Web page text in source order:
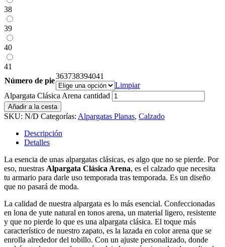
38
39
40
41
Número de pie
363738394041
Limpiar
Alpargata Clásica Arena cantidad
Añadir a la cesta
SKU: N/D Categorías: Alpargatas Planas, Calzado
Descripción
Detalles
La esencia de unas alpargatas clásicas, es algo que no se pierde. Por
eso, nuestras Alpargata Clásica Arena, es el calzado que necesita
tu armario para darle uso temporada tras temporada. Es un diseño
que no pasará de moda.
La calidad de nuestra alpargata es lo más esencial. Confeccionadas
en lona de yute natural en tonos arena, un material ligero, resistente
y que no pierde lo que es una alpargata clásica. El toque más
característico de nuestro zapato, es la lazada en color arena que se
enrolla alrededor del tobillo. Con un ajuste personalizado, donde